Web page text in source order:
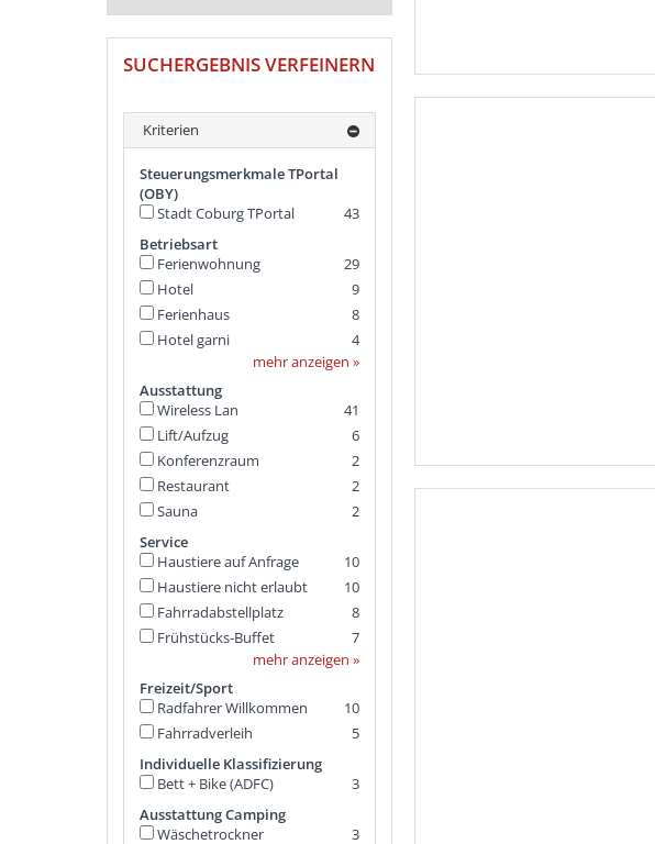
t
SUCHERGEBNIS VERFEINERN
Kriterien
Steuerungsmerkmale TPortal
(OBY)
43
Stadt Coburg TPortal
Betriebsart
29
Ferienwohnung
9
Hotel
8
Ferienhaus
4
Hotel garni
mehr anzeigen »
Ausstattung
41
Wireless Lan
6
Lift/Aufzug
2
Konferenzraum
2
Restaurant
2
Sauna
Service
10
Haustiere auf Anfrage
10
Haustiere nicht erlaubt
8
Fahrradabstellplatz
7
Frühstücks-Buffet
mehr anzeigen »
Freizeit/Sport
10
Radfahrer Willkommen
5
Fahrradverleih
Individuelle Klassifizierung
3
Bett + Bike (ADFC)
Ausstattung Camping
3
Wäschetrockner